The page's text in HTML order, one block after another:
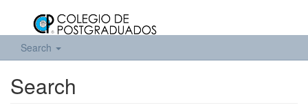
Search
Search